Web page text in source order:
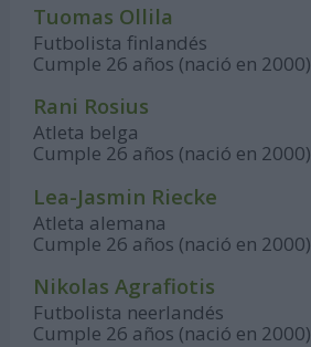
Tuomas Ollila
Futbolista finlandés
Cumple 26 años (nació en 2000)
Rani Rosius
Atleta belga
Cumple 26 años (nació en 2000)
Lea-Jasmin Riecke
Atleta alemana
Cumple 26 años (nació en 2000)
Nikolas Agrafiotis
Futbolista neerlandés
Cumple 26 años (nació en 2000)